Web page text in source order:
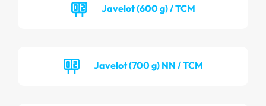
Javelot (600 g) / TCM
Javelot (700 g) NN / TCM